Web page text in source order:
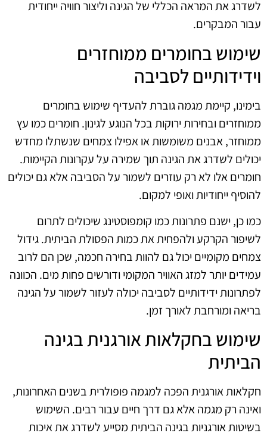
לשדרג את המראה הכללי של הגינה וליצור חוויה ייחודית
עבור המבקרים.
שימוש בחומרים ממוחזרים
וידידותיים לסביבה
בימינו, קיימת מגמה גוברת להעדיף שימוש בחומרים
ממוחזרים ובחירות ירוקות בכל הנוגע לגינון. חומרים כמו עץ
ממוחזר, אבנים משומשות או אפילו צמחים שנשתלו מחדש
יכולים לשדרג את הגינה תוך שמירה על עקרונות הקיימות.
חומרים אלו לא רק עוזרים לשמור על הסביבה אלא גם יכולים
להוסיף ייחודיות ואופי למקום.
כמו כן, ישנם פתרונות כמו קומפוסטינג שיכולים לתרום
לשיפור הקרקע ולהפחית את כמות הפסולת הביתית. גידול
צמחים מקומיים יכול גם להוות בחירה חכמה, שכן הם לרוב
עמידים יותר למזג האוויר המקומי ודורשים פחות מים. הכוונה
לפתרונות ידידותיים לסביבה יכולה לעזור לשמור על הגינה
בריאה ומורחבת לאורך זמן.
שימוש בחקלאות אורגנית בגינה
הביתית
חקלאות אורגנית הפכה למגמה פופולרית בשנים האחרונות,
ואינה רק מגמה אלא גם דרך חיים עבור רבים. השימוש
בשיטות אורגניות בגינה הביתית מסייע לשדרג את איכות